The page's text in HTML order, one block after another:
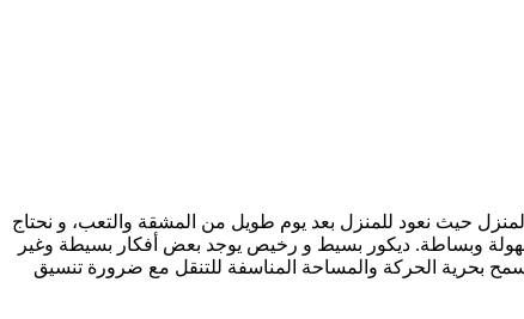
المنزل حيث نعود للمنزل بعد يوم طويل من المشقة والتعب، و نحتاج
سهولة وبساطة. ديكور بسيط و رخيص يوجد بعض أفكار بسيطة وغير
بحرية الحركة والمساحة المناسفة للتنقل مع ضرورة تنسيق